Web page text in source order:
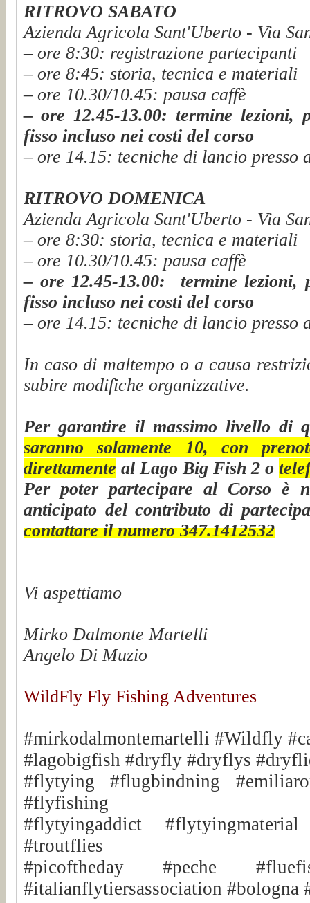
RITROVO SABATO
Azienda Agricola Sant'Uberto - Via
– ore 8:30: registrazione partecipanti
– ore 8:45: storia, tecnica e materiali
– ore 10.30/10.45: pausa caffè
– ore 12.45-13.00: termine lezioni,
fisso incluso nei costi del corso
– ore 14.15: tecniche di lancio presso
RITROVO DOMENICA
Azienda Agricola Sant'Uberto - Via
– ore 8:30: storia, tecnica e materiali
– ore 10.30/10.45: pausa caffè
– ore 12.45-13.00:
termine lezioni,
fisso incluso nei costi del corso
– ore 14.15: tecniche di lancio presso
In caso di maltempo o a causa
subire modifiche organizzative.
Per garantire il massimo livello di
saranno solamente 10, con
direttamente al Lago Big Fish 2 o
Per poter partecipare al Corso è
anticipato del contributo di
contattare il numero 347.1412532
Vi aspettiamo
Mirko Dalmonte Martelli
Angelo Di Muzio
WildFly Fly Fishing Adventures
#mirkodalmontemartelli #Wildfly
#lagobigfish #dryfly #dryflys
#flytying #flugbindning
#flyfishing
#flytyingaddict
#troutflies
#picoftheday #peche
#italianflytiersassociation #bologna